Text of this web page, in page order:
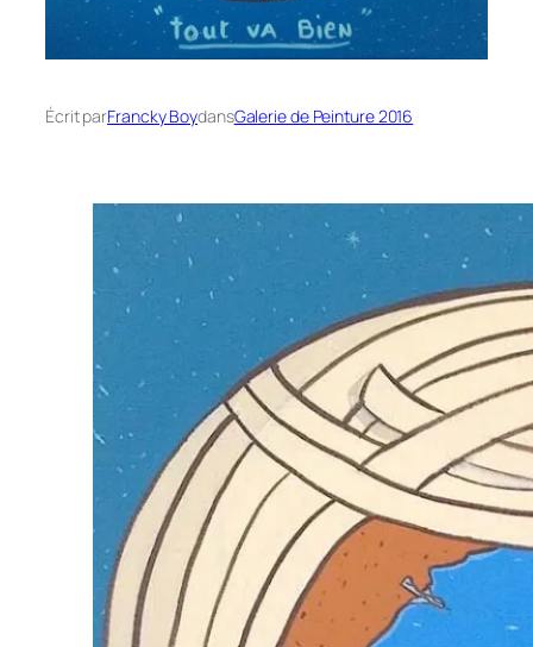
Écrit parFrancky BoydansGalerie de Peinture 2016